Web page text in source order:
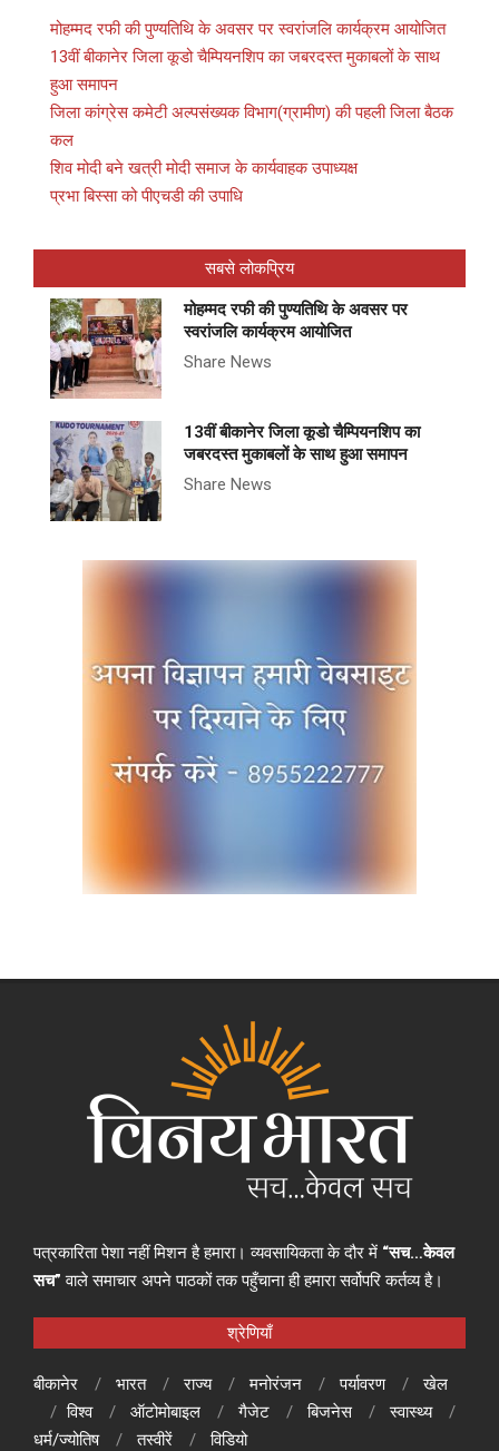
मोहम्मद रफी की पुण्यतिथि के अवसर पर स्वरांजलि कार्यक्रम आयोजित
13वीं बीकानेर जिला कूडो चैम्पियनशिप का जबरदस्त मुकाबलों के साथ
हुआ समापन
जिला कांग्रेस कमेटी अल्पसंख्यक विभाग(ग्रामीण) की पहली जिला बैठक
कल
शिव मोदी बने खत्री मोदी समाज के कार्यवाहक उपाध्यक्ष
प्रभा बिस्सा को पीएचडी की उपाधि
सबसे लोकप्रिय
मोहम्मद रफी की पुण्यतिथि के अवसर पर
स्वरांजलि कार्यक्रम आयोजित
Share News
13वीं बीकानेर जिला कूडो चैम्पियनशिप का
जबरदस्त मुकाबलों के साथ हुआ समापन
Share News
पत्रकारिता पेशा नहीं मिशन है हमारा। व्यवसायिकता के दौर में “सच…केवल
सच” वाले समाचार अपने पाठकों तक पहुँचाना ही हमारा सर्वोपरि कर्तव्य है।
श्रेणियाँ
बीकानेर भारत राज्य मनोरंजन पर्यावरण
खेल
विश्व
ऑटोमोबाइल गैजेट बिजनेस
स्वास्थ्य
धर्म/ज्योतिष
तस्वीरें विडियो